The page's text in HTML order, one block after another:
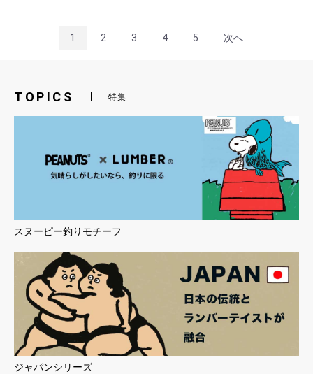
1 2 3 4 5 次へ
TOPICS 特集
スヌーピー釣りモチーフ
ジャパンシリーズ